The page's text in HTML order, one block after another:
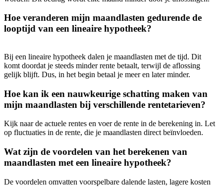
Hoe veranderen mijn maandlasten gedurende de
looptijd van een lineaire hypotheek?
Bij een lineaire hypotheek dalen je maandlasten met de tijd. Dit
komt doordat je steeds minder rente betaalt, terwijl de aflossing
gelijk blijft. Dus, in het begin betaal je meer en later minder.
Hoe kan ik een nauwkeurige schatting maken van
mijn maandlasten bij verschillende rentetarieven?
Kijk naar de actuele rentes en voer de rente in de berekening in. Let
op fluctuaties in de rente, die je maandlasten direct beïnvloeden.
Wat zijn de voordelen van het berekenen van
maandlasten met een lineaire hypotheek?
De voordelen omvatten voorspelbare dalende lasten, lagere kosten